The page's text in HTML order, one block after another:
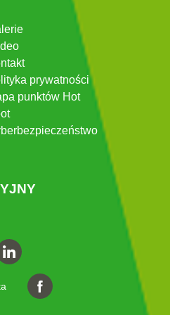
prywatności
punktów Hot